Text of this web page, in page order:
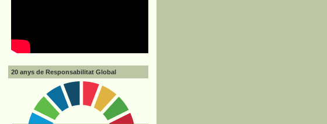
20 anys de Responsabilitat Global